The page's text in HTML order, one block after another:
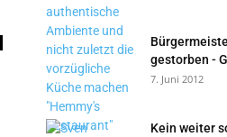
gestorben -
7. Juni 2012
Kein weiter